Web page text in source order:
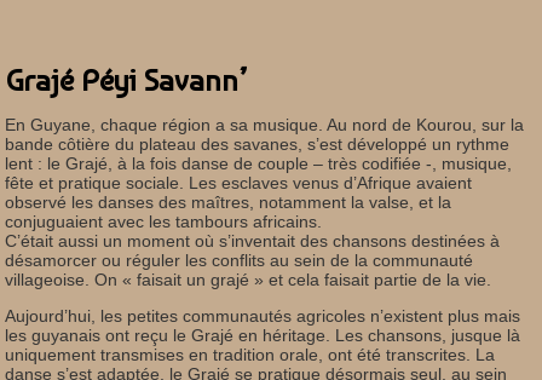
Grajé Péyi Savann’
En Guyane, chaque région a sa musique. Au nord de Kourou, sur la
bande côtière du plateau des savanes, s’est développé un rythme
lent : le Grajé, à la fois danse de couple – très codifiée -, musique,
fête et pratique sociale. Les esclaves venus d’Afrique avaient
observé les danses des maîtres, notamment la valse, et la
conjuguaient avec les tambours africains.
C’était aussi un moment où s’inventait des chansons destinées à
désamorcer ou réguler les conflits au sein de la communauté
villageoise. On « faisait un grajé » et cela faisait partie de la vie.
Aujourd’hui, les petites communautés agricoles n’existent plus mais
les guyanais ont reçu le Grajé en héritage. Les chansons, jusque là
uniquement transmises en tradition orale, ont été transcrites. La
danse s’est adaptée, le Grajé se pratique désormais seul, au sein